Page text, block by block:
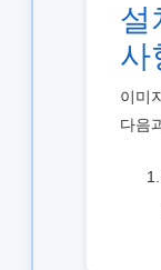
설
사
이미
다음